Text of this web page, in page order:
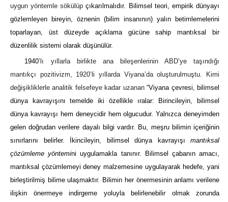
uygun yöntemle sökülüpçıkarılmalıdır. Bilimsel teori, empirik dünyayı
gözlemleyen bireyin, öznenin (bilim insanının) yalın betimlemelerini
toparlayan, üst düzeyde açıklama gücüne sahip mantıksal bir
düzenlilik sistemi olarak düşünülür.
1940’lı yıllarla birlikte ana bileşenlerinin ABD’ye taşındığı
mantıkçı pozitivizm, 1920’li yıllarda Viyana’da oluşturulmuştu. Kimi
değişikliklerle analitik felsefeye kadar uzanan“Viyana çevresi, bilimsel
dünya kavrayışını temelde iki özellikle ıralar: Birincileyin, bilimsel
dünya kavrayışı hem deneycidir hem olgucudur. Yalnızca deneyimden
gelen doğrudan verilere dayalı bilgi vardır. Bu, meşru bilimin içeriğinin
sınırlarını belirler. İkincileyin, bilimsel dünya kavrayışımantıksal
çözümleme yöntemini uygulamakla tanınır. Bilimsel çabanın amacı,
mantıksal çözümlemeyi deney malzemesine uygulayarak hedefe, yani
birleştirilmiş bilime ulaşmaktır. Bilimin her önermesinin anlamı verilene
ilişkin önermeye indirgeme yoluyla belirlenebilir olmak zorunda